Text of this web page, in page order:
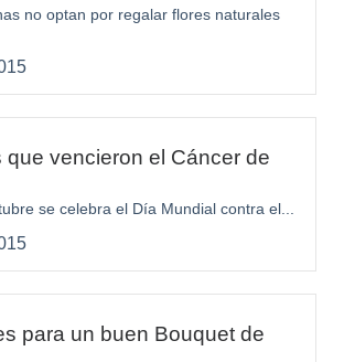
no optan por regalar flores naturales
que vencieron el Cáncer de
se celebra el Día Mundial contra el...
para un buen Bouquet de